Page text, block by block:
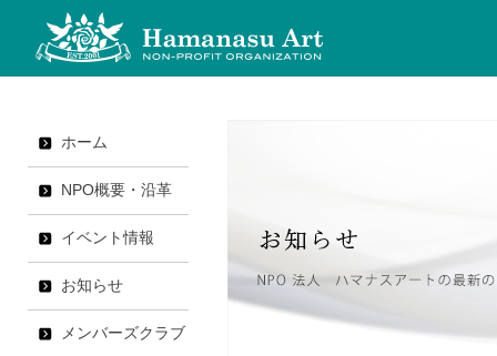
ホーム
NPO概要・沿革
イベント情報
お知らせ
メンバーズクラブ